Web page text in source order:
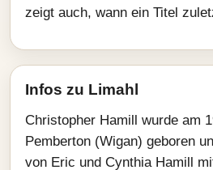
zeigt auch, wann ein Titel
Infos zu Limahl
Christopher Hamill wurde am
Pemberton (Wigan) geboren
von Eric und Cynthia Hamill